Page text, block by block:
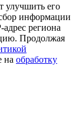
улучшить его
информации
адрес региона
Продолжая
на обработку